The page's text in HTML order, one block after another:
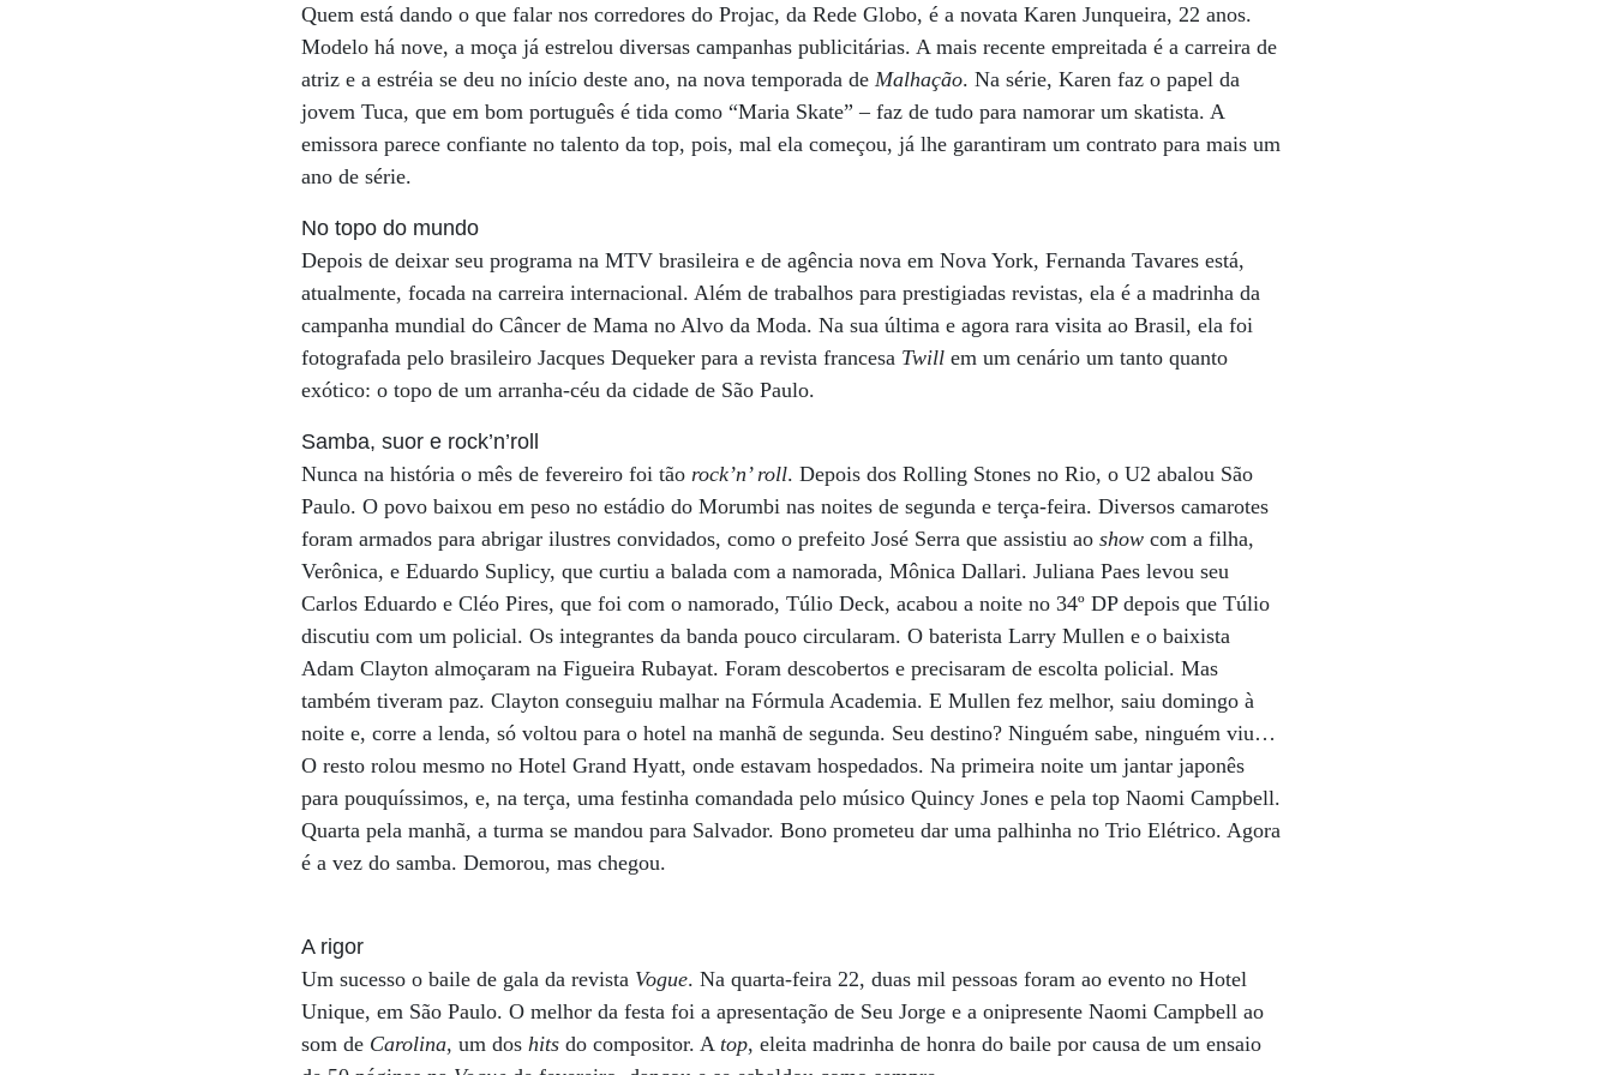
Quem está dando o que falar nos corredores do Projac, da Rede Globo, é a novata Karen Junqueira, 22 anos.
Modelo há nove, a moça já estrelou diversas campanhas publicitárias. A mais recente empreitada é a carreira de
atriz e a estréia se deu no início deste ano, na nova temporada deMalhação. Na série, Karen faz o papel da
jovem Tuca, que em bom português é tida como “Maria Skate” – faz de tudo para namorar um skatista. A
emissora parece confiante no talento da top, pois, mal ela começou, já lhe garantiram um contrato para mais um
ano de série.
No topo do mundo
Depois de deixar seu programa na MTV brasileira e de agência nova em Nova York, Fernanda Tavares está,
atualmente, focada na carreira internacional. Além de trabalhos para prestigiadas revistas, ela é a madrinha da
campanha mundial do Câncer de Mama no Alvo da Moda. Na sua última e agora rara visita ao Brasil, ela foi
fotografada pelo brasileiro Jacques Dequeker para a revista francesa Twill em um cenário um tanto quanto
exótico: o topo de um arranha-céu da cidade de São Paulo.
Samba, suor e rock’n’roll
Nunca na história o mês de fevereiro foi tãorock’n’ roll. Depois dos Rolling Stones no Rio, o U2 abalou São
Paulo. O povo baixou em peso no estádio do Morumbi nas noites de segunda e terça-feira. Diversos camarotes
foram armados para abrigar ilustres convidados, como o prefeito José Serra que assistiu aoshow com a filha,
Verônica, e Eduardo Suplicy, que curtiu a balada com a namorada, Mônica Dallari. Juliana Paes levou seu
Carlos Eduardo e Cléo Pires, que foi com o namorado, Túlio Deck, acabou a noite no 34º DP depois que Túlio
discutiu com um policial. Os integrantes da banda pouco circularam. O baterista Larry Mullen e o baixista
Adam Clayton almoçaram na Figueira Rubayat. Foram descobertos e precisaram de escolta policial. Mas
também tiveram paz. Clayton conseguiu malhar na Fórmula Academia. E Mullen fez melhor, saiu domingo à
noite e, corre a lenda, só voltou para o hotel na manhã de segunda. Seu destino? Ninguém sabe, ninguém viu…
O resto rolou mesmo no Hotel Grand Hyatt, onde estavam hospedados. Na primeira noite um jantar japonês
para pouquíssimos, e, na terça, uma festinha comandada pelo músico Quincy Jones e pela top Naomi Campbell.
Quarta pela manhã, a turma se mandou para Salvador. Bono prometeu dar uma palhinha no Trio Elétrico. Agora
é a vez do samba. Demorou, mas chegou.
A rigor
Um sucesso o baile de gala da revista Vogue. Na quarta-feira 22, duas mil pessoas foram ao evento no Hotel
Unique, em São Paulo. O melhor da festa foi a apresentação de Seu Jorge e a onipresente Naomi Campbell ao
som de Carolina, um doshits do compositor. Atop, eleita madrinha de honra do baile por causa de um ensaio